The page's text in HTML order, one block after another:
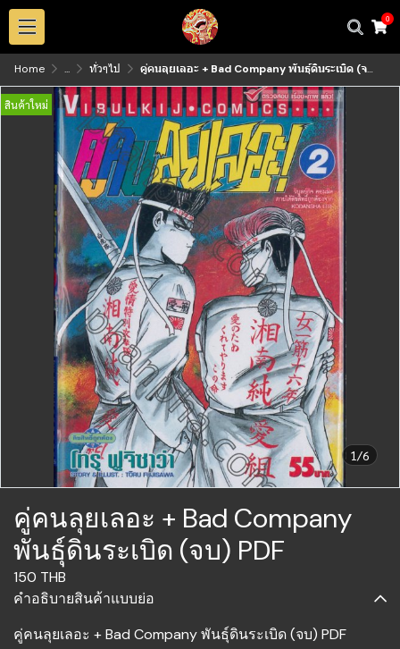
0
Home ... ทั่วๆไป คู่คนลุยเลอะ + Bad Company พันธุ์ดินระเบิด (จบ) PDF
1/6
สินค้าใหม่
คู่คนลุยเลอะ + Bad Company
พันธุ์ดินระเบิด (จบ) PDF
150 THB
คำอธิบายสินค้าแบบย่อ
คู่คนลุยเลอะ + Bad Company พันธุ์ดินระเบิด (จบ) PDF